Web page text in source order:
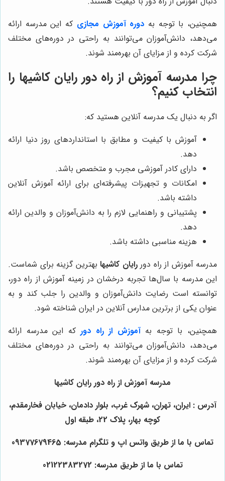
همچنین، با توجه به دوره آموزش مجازی که این مدرسه ارائه
می‌دهد، دانش‌آموزان می‌توانند به راحتی در دوره‌های مختلف
شرکت کرده و از مزایای آن بهره‌مند شوند.
چرا مدرسه آموزش از راه دور رایان کاشیها را
انتخاب کنیم؟
اگر به دنبال یک مدرسه آنلاین هستید که:
آموزش با کیفیت و مطابق با استانداردهای روز دنیا ارائه
دهد.
دارای کادر آموزشی مجرب و متخصص باشد.
امکانات و تجهیزات پیشرفته‌ای برای ارائه آموزش آنلاین
داشته باشد.
پشتیبانی و راهنمایی لازم را به دانش‌آموزان و والدین ارائه
دهد.
هزینه مناسبی داشته باشد.
مدرسه آموزش از راه دوررایان کاشیها بهترین گزینه برای شماست.
این مدرسه با سال‌ها تجربه درخشان در زمینه آموزش از راه دور،
توانسته است رضایت دانش‌آموزان و والدین را جلب کند و به
عنوان یکی از برترین مدارس آنلاین در ایران شناخته شود.
همچنین، با توجه بهآموزش از راه دورکه این مدرسه ارائه
می‌دهد، دانش‌آموزان می‌توانند به راحتی در دوره‌های مختلف
شرکت کرده و از مزایای آن بهره‌مند شوند.
مدرسه آموزش از راه دور رایان کاشیها
آدرس : ایران، تهران، شهرک غرب، بلوار دادمان، خیابان فخارمقدم،
کوچه بهار، پلاک 22، طبقه اول
تماس با ما از طریق واتس اپ و تلگرام مدرسه: 09377679465
تماس با ما از طریق مدرسه: 02122383272